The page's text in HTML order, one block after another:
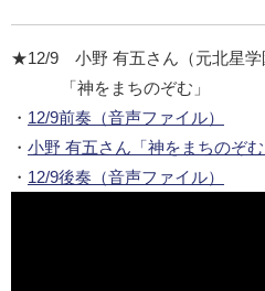
★12/9 小野 有五さん（元北星学
「神をまちのぞむ」
・ 12/9前奏（音声ファイル）
・ 小野 有五さん「神をまちのぞむ
・ 12/9後奏（音声ファイル）